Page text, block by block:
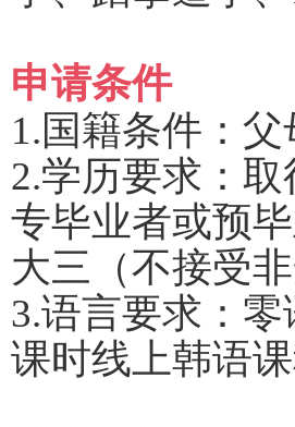
申请条件
1. 国籍条件：父
2.学历要求：
专毕业者或预
大三（不接受
3.语言要求：
课时线上韩语